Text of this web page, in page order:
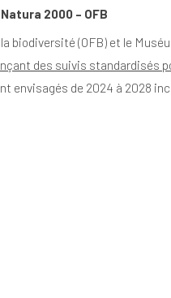
2000 – OFB
(OFB) et le
des suivis standardisés
envisagés de 2024 à 2028